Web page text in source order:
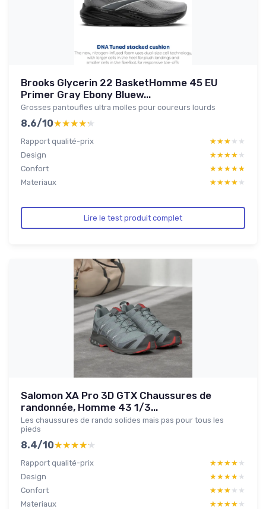
Brooks Glycerin 22 BasketHomme 45 EU
Primer Gray Ebony Bluew...
Grosses pantoufles ultra molles pour coureurs lourds
8.6/10★★★★★
★★★★★
Rapport qualité-prix ★★★★★
★★★★★
Design
★★★★★
★★★★★
Confort
★★★★★
★★★★★
Materiaux
★★★★★
★★★★★
Lire le test produit complet
Salomon XA Pro 3D GTX Chaussures de
randonnée, Homme 43 1/3...
Les chaussures de rando solides mais pas pour tous les
pieds
8.4/10★★★★★
★★★★★
Rapport qualité-prix ★★★★★
★★★★★
Design
★★★★★
★★★★★
Confort
★★★★★
★★★★★
Materiaux
★★★★★
★★★★★